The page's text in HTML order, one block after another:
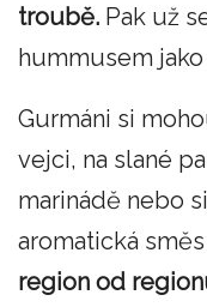
troubě. Pak už
hummusem
Gurmáni si
vejci, na slané
marinádě nebo
aromatická
region od